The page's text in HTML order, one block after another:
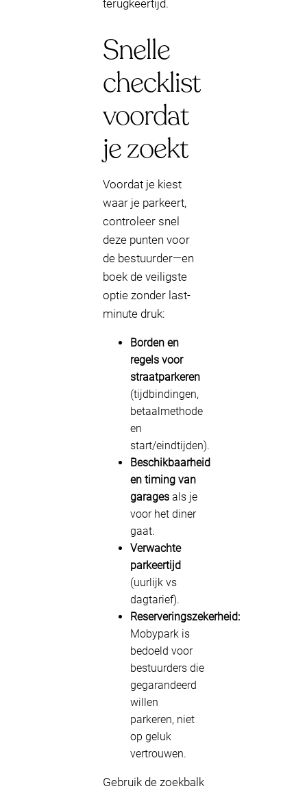
terugkeertijd.
Snelle
checklist
voordat
je zoekt
Voordat je kiest
waar je parkeert,
controleer snel
deze punten voor
de bestuurder—en
boek de veiligste
optie zonder last-
minute druk:
Borden en
regels voor
straatparkeren
(tijdbindingen,
betaalmethode
en
start/eindtijden).
Beschikbaarheid
en timing van
garages als je
voor het diner
gaat.
Verwachte
parkeertijd
(uurlijk vs
dagtarief).
Reserveringszekerheid:
Mobypark is
bedoeld voor
bestuurders die
gegarandeerd
willen
parkeren, niet
op geluk
vertrouwen.
Gebruik de zoekbalk